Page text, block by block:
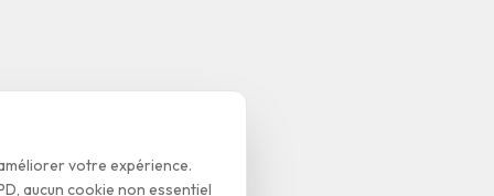
votre expérience.
aucun cookie non essentiel